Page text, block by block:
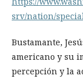
srv/nation/
Bustamante,
americano y su
percepción y la